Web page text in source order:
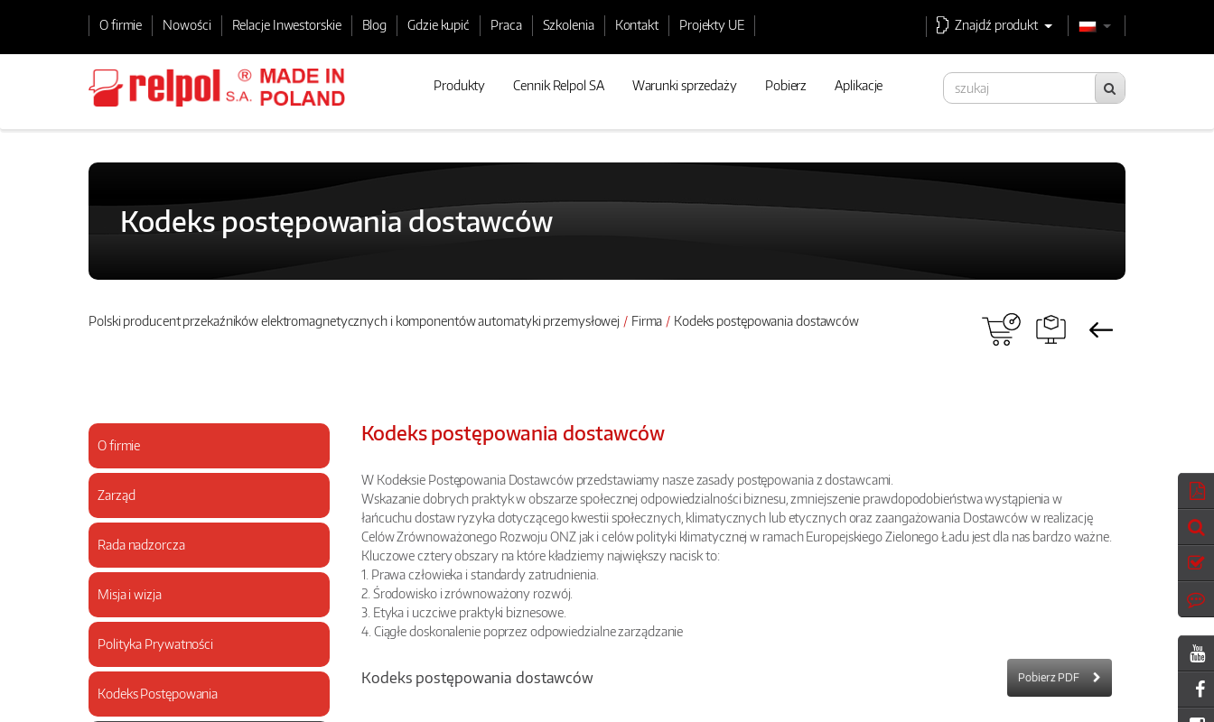
O firmie Nowości Relacje Inwestorskie Blog Gdzie kupić Praca Szkolenia Kontakt Projekty UE Znajdź produkt
Produkty Cennik Relpol SA Warunki sprzedaży Pobierz Aplikacje
Kodeks postępowania dostawców
Polski producent przekaźników elektromagnetycznych i komponentów automatyki przemysłowej Firma Kodeks postępowania dostawców
O firmie
Zarząd
Rada nadzorcza
Misja i wizja
Polityka Prywatności
Kodeks Postępowania
Kodeks postępowania dostawców
W Kodeksie Postępowania Dostawców przedstawiamy nasze zasady postępowania z dostawcami.
Wskazanie dobrych praktyk w obszarze społecznej odpowiedzialności biznesu, zmniejszenie prawdopodobieństwa wystąpienia w
łańcuchu dostaw ryzyka dotyczącego kwestii społecznych, klimatycznych lub etycznych oraz zaangażowania Dostawców w realizację
Celów Zrównoważonego Rozwoju ONZ jak i celów polityki klimatycznej w ramach Europejskiego Zielonego Ładu jest dla nas bardzo ważne.
Kluczowe cztery obszary na które kładziemy największy nacisk to:
1. Prawa człowieka i standardy zatrudnienia.
2. Środowisko i zrównoważony rozwój.
3. Etyka i uczciwe praktyki biznesowe.
4. Ciągłe doskonalenie poprzez odpowiedzialne zarządzanie
Kodeks postępowania dostawców Pobierz PDF